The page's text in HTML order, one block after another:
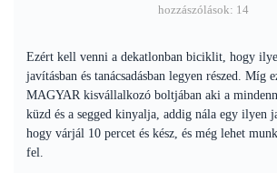
hozzászólások: 14
Ezért kell venni a dekatlonban biciklit, hogy
javításban és tanácsadásban legyen részed. Míg
MAGYAR kisvállalkozó boltjában aki a
küzd és a segged kinyalja, addig nála egy ilyen
hogy várjál 10 percet és kész, és még lehet
fel.